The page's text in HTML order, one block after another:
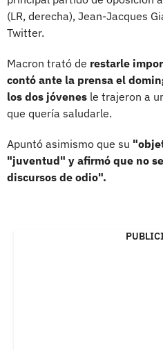
(LR, derecha), Jean-Jacques
Twitter.
Macron trató de restarle
contó ante la prensa el
los dos jóvenes le trajeron a
que quería saludarle.
Apuntó asimismo que su
"juventud" y afirmó que no
discursos de odio".